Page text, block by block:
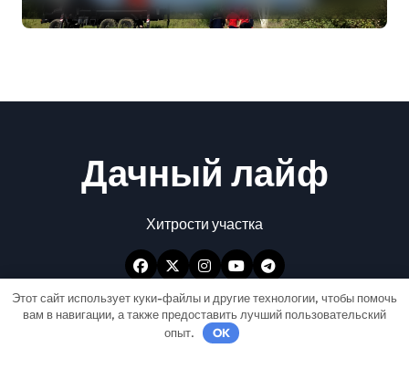
Дачный лайф
Хитрости участка
Этот сайт использует куки-файлы и другие технологии, чтобы помочь
вам в навигации, а также предоставить лучший пользовательский
опыт.
OK